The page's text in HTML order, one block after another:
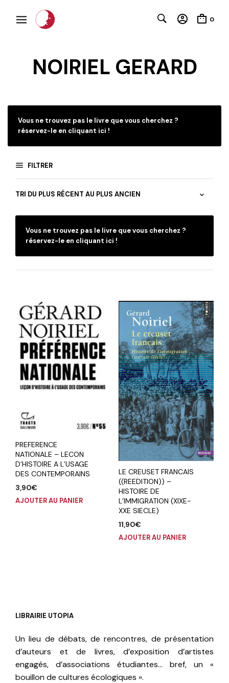
0
NOIRIEL GERARD
Vous ne trouvez pas le livre que vous cherchez ?
réservez-le en cliquant ici !
FILTRER
Vous ne trouvez pas le livre que vous cherchez ?
réservez-le en cliquant ici !
PREFERENCE
NATIONALE – LECON
D’HISTOIRE A L’USAGE
DES CONTEMPORAINS
3,90€
AJOUTER AU PANIER
LE CREUSET FRANCAIS
((REEDITION)) –
HISTOIRE DE
L’IMMIGRATION (XIXE-
XXE SIECLE)
11,90€
AJOUTER AU PANIER
LIBRAIRIE UTOPIA
Un lieu de débats, de rencontres, de présentation
d’auteurs et de livres, d’exposition d’artistes
engagés, d’associations étudiantes… bref, un «
bouillon de cultures écologiques ».